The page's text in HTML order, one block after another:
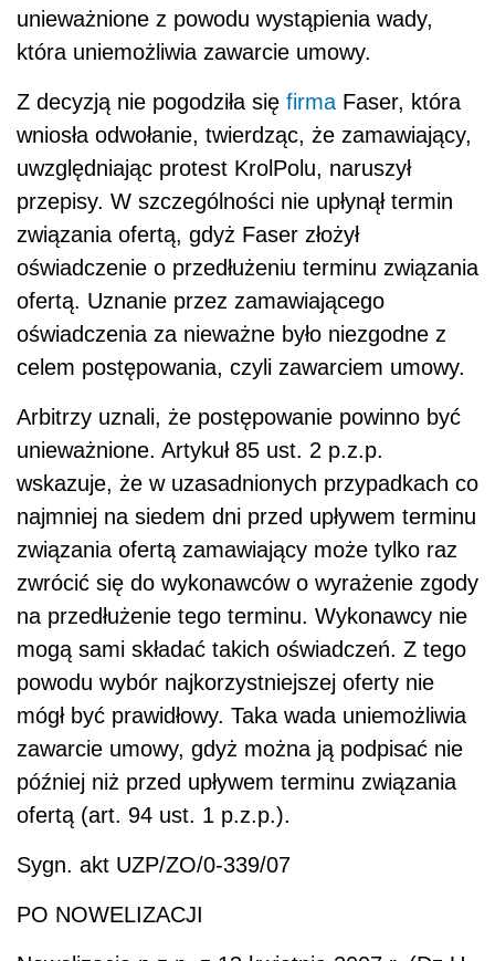
unieważnione z powodu wystąpienia wady,
która uniemożliwia zawarcie umowy.
Z decyzją nie pogodziła się firma Faser, która
wniosła odwołanie, twierdząc, że zamawiający,
uwzględniając protest KrolPolu, naruszył
przepisy. W szczególności nie upłynął termin
związania ofertą, gdyż Faser złożył
oświadczenie o przedłużeniu terminu związania
ofertą. Uznanie przez zamawiającego
oświadczenia za nieważne było niezgodne z
celem postępowania, czyli zawarciem umowy.
Arbitrzy uznali, że postępowanie powinno być
unieważnione. Artykuł 85 ust. 2 p.z.p.
wskazuje, że w uzasadnionych przypadkach co
najmniej na siedem dni przed upływem terminu
związania ofertą zamawiający może tylko raz
zwrócić się do wykonawców o wyrażenie zgody
na przedłużenie tego terminu. Wykonawcy nie
mogą sami składać takich oświadczeń. Z tego
powodu wybór najkorzystniejszej oferty nie
mógł być prawidłowy. Taka wada uniemożliwia
zawarcie umowy, gdyż można ją podpisać nie
później niż przed upływem terminu związania
ofertą (art. 94 ust. 1 p.z.p.).
Sygn. akt UZP/ZO/0-339/07
PO NOWELIZACJI